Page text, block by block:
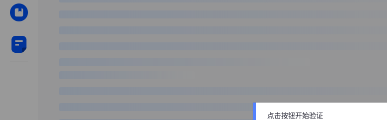
点击按钮开始验证